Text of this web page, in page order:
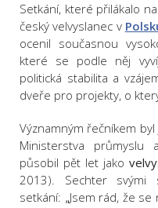
Setkání, které přilákalo
český velvyslanec v
ocenil současnou
které se podle něj
politická stabilita a
dveře pro projekty, o
Významným řečníkem byl
Ministerstva průmyslu
působil pět let jako
2013). Sechter svými
setkání: „Jsem rád, že